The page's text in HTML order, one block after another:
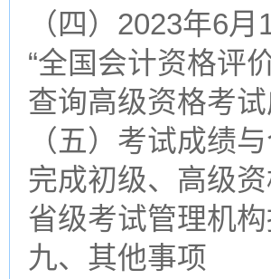
（四）2023年6
“全国会计资格评
查询高级资格考试
（五）考试成绩
完成初级、高级
省级考试管理机
九、其他事项